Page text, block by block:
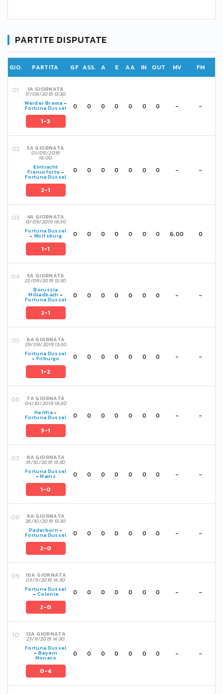
PARTITE DISPUTATE
GIO. PARTITA GF ASS. A E AA IN OUT MV FM
1A GIORNATA
17/08/2019 13:30
Werder Brema -
Fortuna Dussel
1-3
0 0 0 0 0 0 0 - -
3A GIORNATA
01/09/2019
16:00
Eintracht
Francoforte -
Fortuna Dussel
2-1
0 0 0 0 0 0 0 - -
4A GIORNATA
13/09/2019 18:30
Fortuna Dussel
-Wolfsburg
1-1
0 0 0 0 0 0 0 6,00 0
5A GIORNATA
22/09/2019 13:30
Borussia
MGladbach -
Fortuna Dussel
2-1
0 0 0 0 0 0 0 - -
6A GIORNATA
29/09/2019 13:30
Fortuna Dussel
- Friburgo
1-2
0 0 0 0 0 0 0 - -
7A GIORNATA
04/10/2019 18:30
Hertha -
Fortuna Dussel
3-1
0 0 0 0 0 0 0 - -
8A GIORNATA
19/10/2019 13:30
Fortuna Dussel
-Mainz
1-0
0 0 0 0 0 0 0 - -
9A GIORNATA
26/10/2019 13:30
Paderborn -
Fortuna Dussel
2-0
0 0 0 0 0 0 0 - -
10A GIORNATA
03/11/2019 14:30
Fortuna Dussel
- Colonia
2-0
0 0 0 0 0 0 0 - -
12A GIORNATA
23/11/2019 14:30
Fortuna Dussel
- Bayern
Monaco
0-4
0 0 0 0 0 0 0 - -